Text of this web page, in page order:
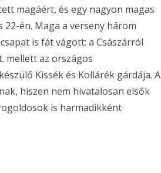
magáért, és egy nagyon magas
én. Maga a verseny három
is fát vágott: a Császárról
mellett az országos
Kissék és Kollárék gárdája. A
hiszen nem hivatalosan elsők
is harmadikként